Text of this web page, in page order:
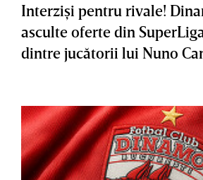
Interzişi pentru rivale!
asculte oferte din
dintre jucătorii lui Nuno